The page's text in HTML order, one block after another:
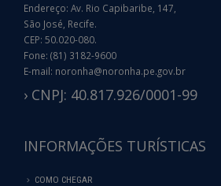
Endereço: Av. Rio Capibaribe, 147,
São José, Recife.
CEP: 50.020-080.
Fone: (81) 3182-9600
E-mail: noronha@noronha.pe.gov.br
› CNPJ: 40.817.926/0001-99
INFORMAÇÕES TURÍSTICAS
COMO CHEGAR